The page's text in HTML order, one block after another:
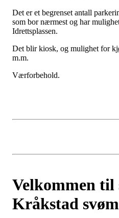
Det er et begrenset antall
som bor nærmest og har
Idrettsplassen.
Det blir kiosk, og mulighet for
m.m.
Værforbehold.
Velkommen til
Kråkstad